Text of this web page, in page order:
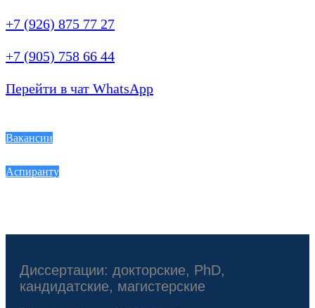
+7 (926) 875 77 27
+7 (905) 758 66 44
Перейти в чат WhatsApp
Вакансии
Аспиранту
Диссертации: докторские, PhD,
кандидатские, магистерские